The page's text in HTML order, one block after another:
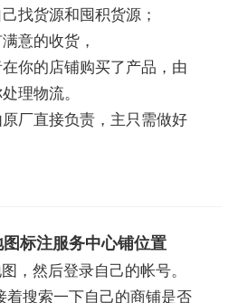
找货源和囤积货源；
意的收货，
你的店铺购买了产品，由
理物流。
厂直接负责，主只需做好
标注服务中心铺位置
，然后登录自己的帐号。
搜索一下自己的商铺是否